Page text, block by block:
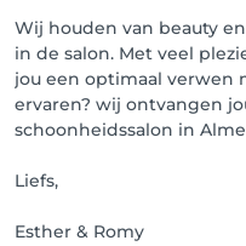
Wij houden van beauty
in de salon. Met veel
jou een optimaal verwen
ervaren? wij ontvangen
schoonheidssalon in
Liefs,
Esther & Romy